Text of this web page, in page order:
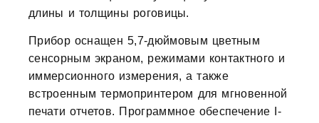
длины и толщины роговицы.
Прибор оснащен 5,7-дюймовым цветным
сенсорным экраном, режимами контактного и
иммерсионного измерения, а также
встроенным термопринтером для мгновенной
печати отчетов. Программное обеспечение I-